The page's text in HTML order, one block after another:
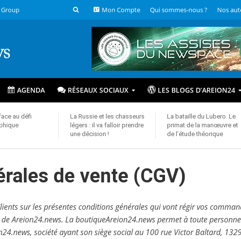
Mon Compte Qui sommes-nous ? Nos
AGENDA RÉSEAUX SOCIAUX LES BLOGS D’AREION24
au défi
La Russie et les chasseurs
légers : il va falloir prendre
une décision !
La bataille du Lubero. Le
primat de la manœuvre et
de l’étude théorique
de vente (CGV)
sur les présentes conditions générales qui vont régir vos
Areion24​.news. La boutiqueAreion24​.news permet à toute
société ayant son siège social au 100 rue Victor Baltard,